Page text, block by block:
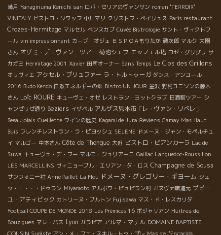
満月 Yanaginuma Kenichi san ロバ・セリアのヴァンサン roman 'TERROIR'
VINITALY ビストロ・ソワッフ 中川マリ クリストフ・ペイリュス Paris restaurant
Crozes-Hermitage マルセル ベンスカブ Cuvée Bistrologie サント・ヴィクトワ
ール vin impressionnant カーブ・オジェ ＥＳＰＯＡもりたか 磯次郎 マルク 大園
さん オザミ・デ・ヴァン ツアー 菊池シェフ エッフェル塔 ロゼ・グリグリ サ
カガミ Hermitage 2001 Xavier 田所オーナー Sans Temps Le Clos des Grillons
オリヴィエ アクセル・プリュファー ラ・トルトゥーガ ダンス・アンコール
2016 Budo Kendo 自然エネルギーの畑 Bistro UN JOUR 金沢 野村ユニソンの藤木
さん Loïc ROURE キューヴェ・オゼ レストラン・ヨットクラブ 日酒販ツアー シ
ャンゼリゼ通り Beziers イザベル アルザス見本市「レ・ヴァン・リベレ」
Beeaujolais Cueillette ワインの歴史 Kagami de Jura Reviens Gamay Mas Haut
Buis フレンチレストラン・ラ・ピヨッシュ SELENE ドメーヌ・ジャン・モペルチュ
イ マルゴー 中本さん Côte de Thongue 大近 ビストロ・ビアンカーラ Lac de
Suwa キューヴェ・デ・フー マルコ・ジュリアーニ Gaillac Languedoc-Roussillon
LES MARCELLINS ヴィニョーブル・エリアン・ダ・ロス Champagne de Sousa
サンフォニー社 Anne Paillet La Flou ドメーヌ・グレゴリー・ギヨーム シュ
ッ・・・・・ドゥラン Miyamoto アルボワ・ピュピラン村 ガヌヴァ醸造元 プピー
ユ・アティピック カトリーヌ・ブルトン Fujisawa マス・ド・レスカリダ
Football COUPE DE MONDE 2018 Les Prémices 16 ボジャリアン Huitres de
Bouzigues マレ・バス Lyon ガラピア アルマ・マテル DOMAINE BAPTISTE
COUSIN Sudiste アン・メ・フェ・スキル・トゥ・プレ Mas de l'Escarida